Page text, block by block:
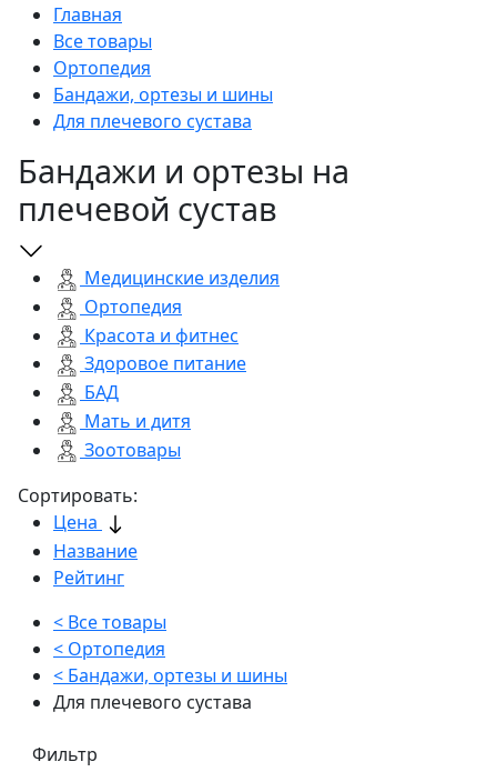
Главная
Все товары
Ортопедия
Бандажи, ортезы и шины
Для плечевого сустава
Бандажи и ортезы на
плечевой сустав
Медицинские изделия
Ортопедия
Красота и фитнес
Здоровое питание
БАД
Мать и дитя
Зоотовары
Сортировать:
Цена
Название
Рейтинг
< Все товары
< Ортопедия
< Бандажи, ортезы и шины
Для плечевого сустава
Фильтр